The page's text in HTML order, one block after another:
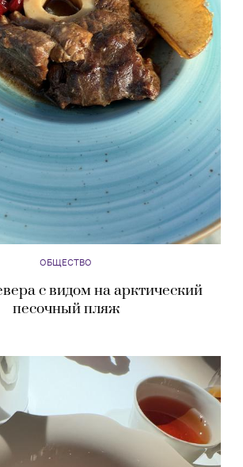
ОБЩЕСТВО
с видом на арктический
песочный пляж